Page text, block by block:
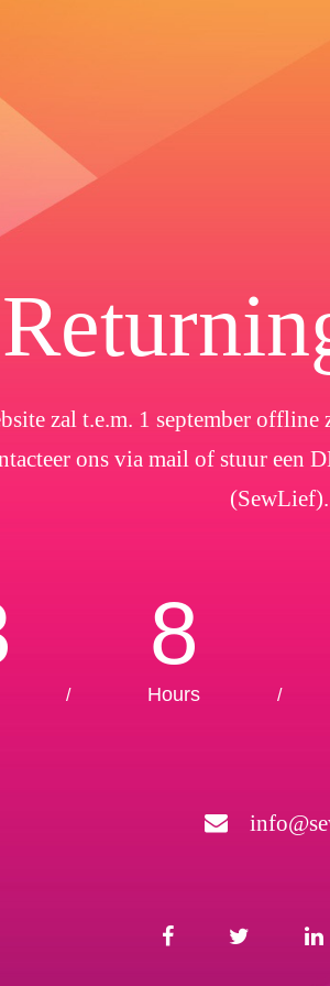
zal t.e.m. 1 september
ons via mail of stuur een
(SewLief).
/
8
Hours /